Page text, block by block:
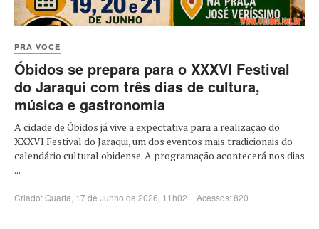
PRA VOCÊ
Óbidos se prepara para o XXXVI Festival
do Jaraqui com três dias de cultura,
música e gastronomia
A cidade de Óbidos já vive a expectativa para a realização do
XXXVI Festival do Jaraqui, um dos eventos mais tradicionais do
calendário cultural obidense. A programação acontecerá nos dias
...
Criado: Quarta, 17 de Junho de 2026, 11h02 Acessos: 820